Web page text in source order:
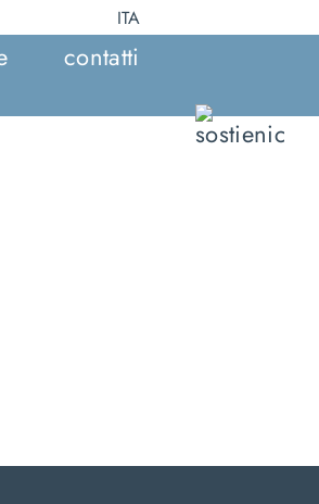
ITA
contatti